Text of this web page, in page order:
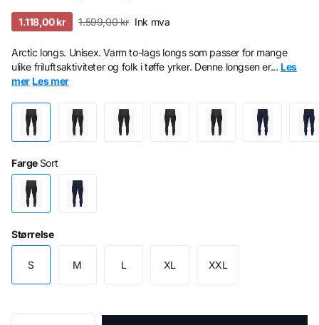
1.118,00 kr 1.599,00 kr Ink mva
Arctic longs. Unisex. Varm to-lags longs som passer for mange
ulike friluftsaktiviteter og folk i tøffe yrker. Denne longsen er... Les
mer Les mer
Farge Sort
Størrelse
S M L XL XXL